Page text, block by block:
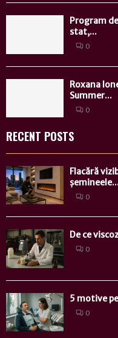
Program
stat,...
0
Roxana
Summer...
0
RECENT POSTS
Flacără
0
De ce
0
5 motive
0